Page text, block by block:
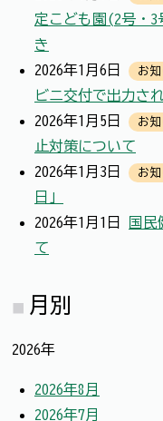
定こども園(2号・
き
2026年1月6日
お
ビニ交付で出力さ
2026年1月5日
お
止対策について
2026年1月3日
お
日」
2026年1月1日
国民
て
月別
2026年
2026年8月
2026年7月